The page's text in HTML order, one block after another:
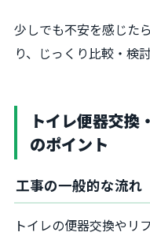
少しでも不安を感じた
り、じっくり比較・検
トイレ便器交換
のポイント
工事の一般的な流れ
トイレの便器交換やリ